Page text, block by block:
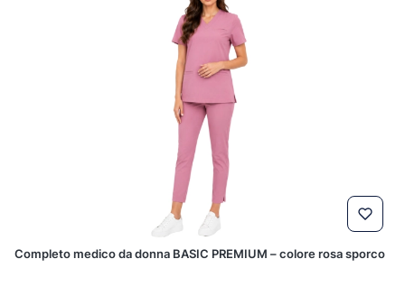
Completo medico da donna BASIC PREMIUM – colore rosa sporco